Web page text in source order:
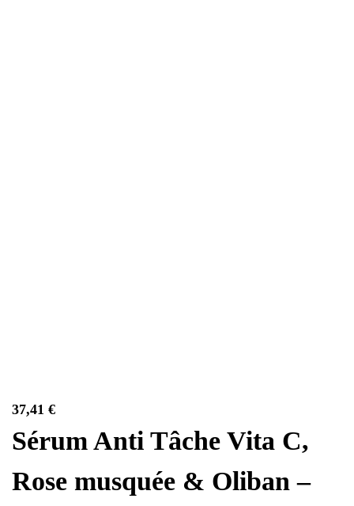
37,41 €
Sérum Anti Tâche Vita C,
Rose musquée & Oliban –